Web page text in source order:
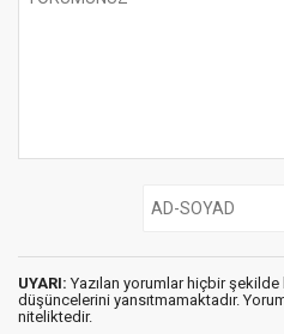
UYARI: Yazılan yorumlar hiçbir
düşüncelerini yansıtmamaktadır.
niteliktedir.